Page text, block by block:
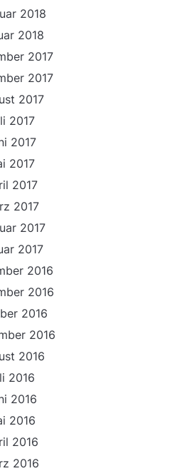
2018
2018
2017
2017
2017
2017
2017
2017
2017
2017
2017
2017
2016
2016
2016
2016
2016
2016
2016
2016
2016
2016